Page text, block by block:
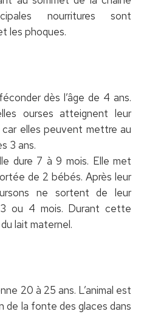
nourritures sont
les phoques.
dès l’âge de 4 ans.
ourses atteignent leur
elles peuvent mettre au
3 ans.
dure 7 à 9 mois. Elle met
de 2 bébés. Après leur
ne sortent de leur
ou 4 mois. Durant cette
lait maternel.
20 à 25 ans. L’animal est
de la fonte des glaces dans